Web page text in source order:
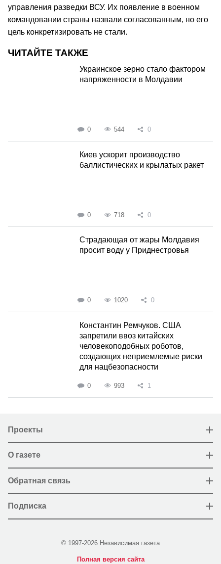
управления разведки ВСУ. Их появление в военном
командовании страны назвали согласованным, но его
цель конкретизировать не стали.
ЧИТАЙТЕ ТАКЖЕ
Украинское зерно стало фактором
напряженности в Молдавии
0 544 0
Киев ускорит производство
баллистических и крылатых ракет
0 718 0
Страдающая от жары Молдавия
просит воду у Приднестровья
0 1020 0
Константин Ремчуков. США
запретили ввоз китайских
человекоподобных роботов,
создающих неприемлемые риски
для нацбезопасности
0 993 1
Проекты
О газете
Обратная связь
Подписка
© 1997-2026 Независимая газета
Полная версия сайта